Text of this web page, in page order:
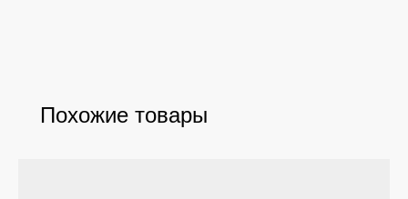
Похожие товары